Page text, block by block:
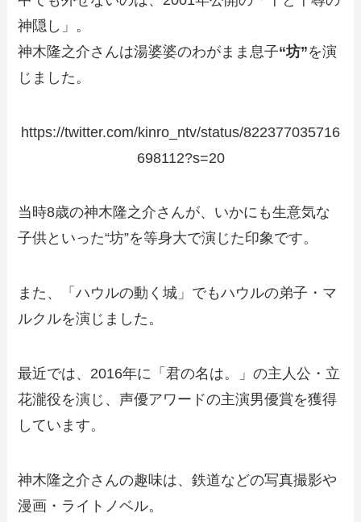
神隠し」。
神木隆之介さんは湯婆婆のわがまま息子“坊”を演
じました。
https://twitter.com/kinro_ntv/status/822377035716
698112?s=20
当時8歳の神木隆之介さんが、いかにも生意気な
子供といった“坊”を等身大で演じた印象です。
また、「ハウルの動く城」でもハウルの弟子・マ
ルクルを演じました。
最近では、2016年に「君の名は。」の主人公・立
花瀧役を演じ、声優アワードの主演男優賞を獲得
しています。
神木隆之介さんの趣味は、鉄道などの写真撮影や
漫画・ライトノベル。